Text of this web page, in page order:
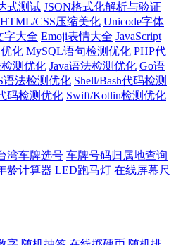
式测试 JSON格式化解析与验证
HTML/CSS压缩美化 Unicode字体
字大全 Emoji表情大全 JavaScript
化 MySQL语句检测优化 PHP代
测优化 Java语法检测优化 Go语
语法检测优化 Shell/Bash代码检测
码检测优化 Swift/Kotlin检测优化
湾车牌选号 车牌号码归属地查询
龄计算器 LED跑马灯 在线屏幕尺